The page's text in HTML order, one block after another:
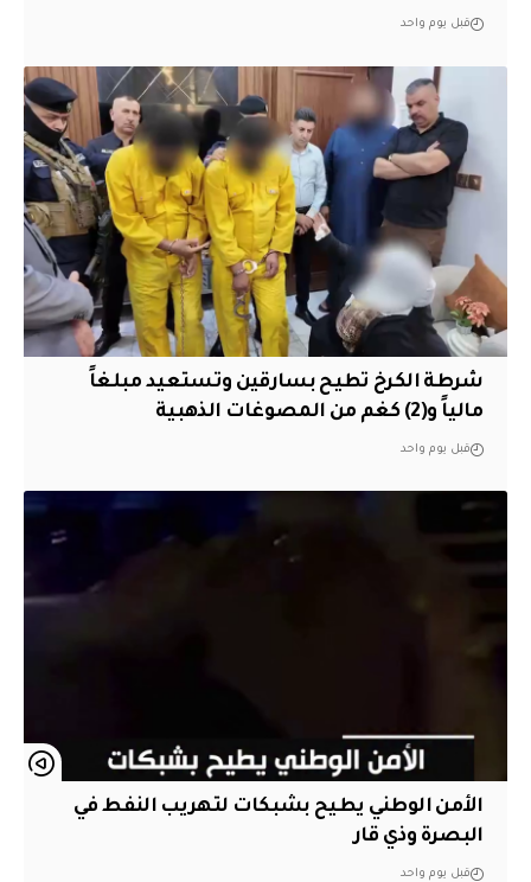
قبل يوم واحد
شرطة الكرخ تطيح بسارقين وتستعيد مبلغاً
مالياً و(2) كغم من المصوغات الذهبية
قبل يوم واحد
الأمن الوطني يطيح بشبكات لتهريب النفط في
البصرة وذي قار
قبل يوم واحد